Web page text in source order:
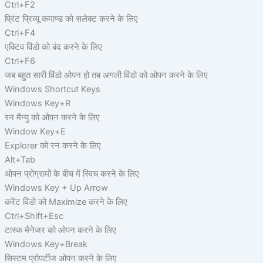
Ctrl+F2
प्रिंट प्रिव्यू कमाण्ड को सलेक्ट करने के लिए
Ctrl+F4
एक्टिव विंडो को बंद करने के लिए
Ctrl+F6
जब बहुत सारी विंडो ओपन हो तब अगली विंडो को ओपन करने के लिए
Windows Shortcut Keys
Windows Key+R
रन मैन्यु को ओपन करने के लिए
Window Key+E
Explorer को रन करने के लिए
Alt+Tab
ओपन प्रोग्रामों के बीच में स्विच करने के लिए
Windows Key + Up Arrow
करेंट विंडो को Maximize करने के लिए
Ctrl+Shift+Esc
टास्क मैनेजर को ओपन करने के लिए
Windows Key+Break
सिस्टम प्रोपर्टीज ओपन करने के लिए